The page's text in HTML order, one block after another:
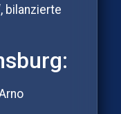
bilanzierte